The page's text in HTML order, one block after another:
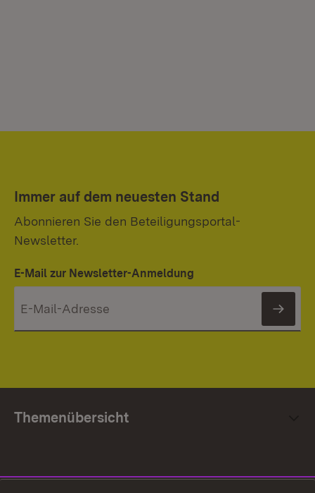
Immer auf dem neuesten Stand
Abonnieren Sie den Beteiligungsportal-
Newsletter.
E-Mail zur Newsletter-Anmeldung
Themenübersicht